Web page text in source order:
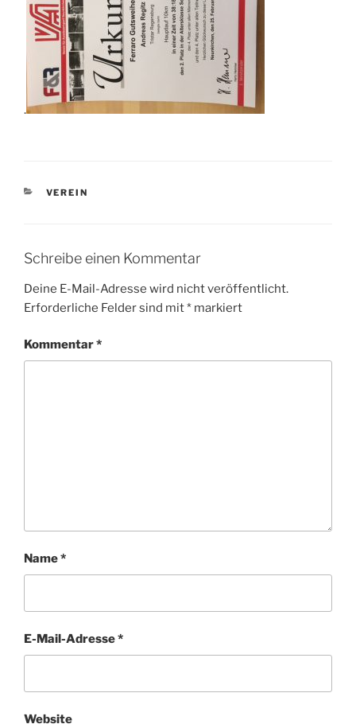
.
KATEGORIEN
VEREIN
Schreibe einen Kommentar
Deine E-Mail-Adresse wird nicht veröffentlicht.
Erforderliche Felder sind mit* markiert
Kommentar*
Name*
E-Mail-Adresse*
Website